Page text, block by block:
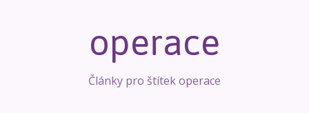
operace
Články pro štítek operace